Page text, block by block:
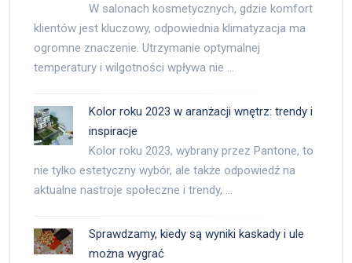
W salonach kosmetycznych, gdzie komfort
klientów jest kluczowy, odpowiednia klimatyzacja ma
ogromne znaczenie. Utrzymanie optymalnej
temperatury i wilgotności wpływa nie …
Kolor roku 2023 w aranżacji wnętrz: trendy i
inspiracje
Kolor roku 2023, wybrany przez Pantone, to
nie tylko estetyczny wybór, ale także odpowiedź na
aktualne nastroje społeczne i trendy, …
Sprawdzamy, kiedy są wyniki kaskady i ule
można wygrać